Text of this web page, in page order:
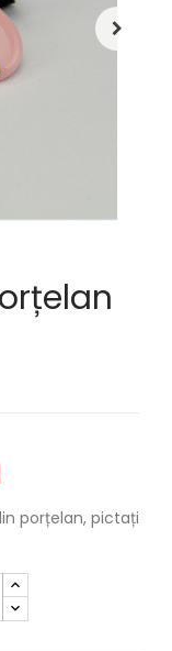
porțelan, pictați